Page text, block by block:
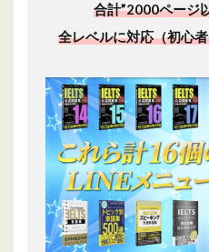
合計”2000ページ
全レベルに対応（初心